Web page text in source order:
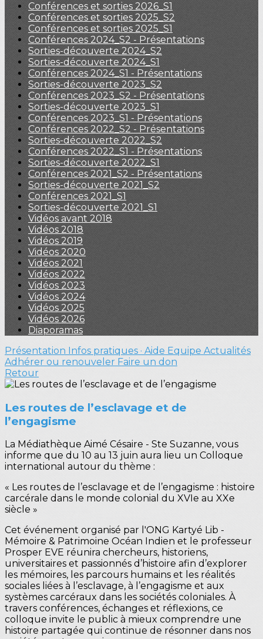
Conférences et sorties 2026_S1
Conférences et sorties 2025_S2
Conférences et sorties 2025_S1
Conférences 2024_S2 - Présentations
Sorties-découverte 2024_S2
Sorties-découverte 2024_S1
Conférences 2024_S1 - Présentations
Sorties-découverte 2023_S2
Conférences 2023_S2 - Présentations
Sorties-découverte 2023_S1
Conférences 2023_S1 - Présentations
Conférences 2022_S2 - Présentations
Sorties-découverte 2022_S2
Conférences 2022_S1 - Présentations
Sorties-découverte 2022_S1
Conférences 2021_S2 - Présentations
Sorties-découverte 2021_S2
Conférences 2021_S1
Sorties-découverte 2021_S1
Vidéos avant 2018
Vidéos 2018
Vidéos 2019
Vidéos 2020
Vidéos 2021
Vidéos 2022
Vidéos 2023
Vidéos 2024
Vidéos 2025
Vidéos 2026
Diaporamas
Présentation Infos pratiques · Aide Equipe Actualités
Adhérer ou renouveler Faire un don
Retour
Les routes de l’esclavage et de
l’engagisme
La Médiathèque Aimé Césaire - Ste Suzanne, vous
informe que du 10 au 13 juin aura lieu un Colloque
international autour du thème :
« Les routes de l’esclavage et de l’engagisme : histoire
carcérale dans le monde colonial du XVIe au XXe
siècle »
Cet événement organisé par l'ONG Kartyé Lib -
Mémoire & Patrimoine Océan Indien et le professeur
Prosper EVE réunira chercheurs, historiens,
universitaires et passionnés d’histoire afin d’explorer
les mémoires, les parcours humains et les réalités
sociales liées à l’esclavage, à l’engagisme et aux
systèmes carcéraux dans les sociétés coloniales. À
travers conférences, échanges et réflexions, ce
colloque invite le public à mieux comprendre une
histoire partagée qui continue de résonner dans nos